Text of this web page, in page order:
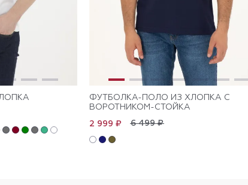
ФУТБОЛКА-ПОЛО ИЗ ХЛОПКА С
ВОРОТНИКОМ-СТОЙКА
6 499 ₽
2 999 ₽